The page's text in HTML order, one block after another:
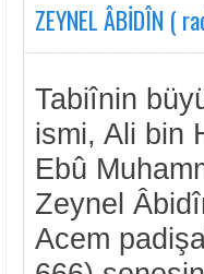
ZEYNEL ÂBİDÎN (
Tabiînin
ismi, Ali bin
Ebû
Zeynel
Acem